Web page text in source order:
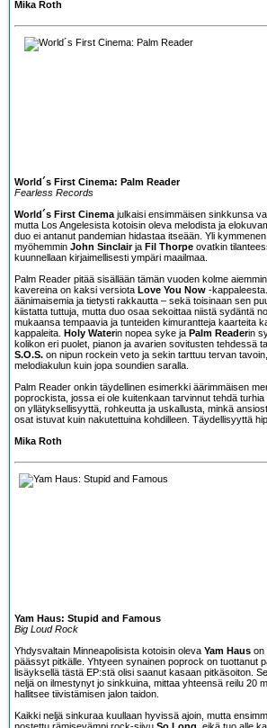
Mika Roth
World´s First Cinema: Palm Reader
Fearless Records
World´s First Cinema julkaisi ensimmäisen sinkkunsa
mutta Los Angelesista kotoisin oleva melodista ja
duo ei antanut pandemian hidastaa itseään. Yli
myöhemmin John Sinclairja Fil Thorpe ovatkin
kuunnellaan kirjaimellisesti ympäri maailmaa.
Palm Reader pitää sisällään tämän vuoden kolme
kavereina on kaksi versiota Love You Now -
äänimaisemia ja tietysti rakkautta – sekä toisinaan sen
kiistatta tuttuja, mutta duo osaa sekoittaa niistä sydäntä
mukaansa tempaavia ja tunteiden kimurantteja kaarteita
kappaleita. Holy Waterin nopea syke ja Palm Readerin
kolikon eri puolet, pianon ja avarien sovitusten tehdessä
S.O.S. on nipun rockein veto ja sekin tarttuu tervan
melodiakulun kuin jopa soundien saralla.
Palm Reader onkin täydellinen esimerkki äärimmäisen
poprockista, jossa ei ole kuitenkaan tarvinnut tehdä
on yllätyksellisyyttä, rohkeutta ja uskallusta, minkä
osat istuvat kuin nakutettuina kohdilleen. Täydellisyyttä
Mika Roth
Yam Haus: Stupid and Famous
Big Loud Rock
Yhdysvaltain Minneapolisista kotoisin oleva Yam Haus on
päässyt pitkälle. Yhtyeen synainen poprock on tuottanut
lisäyksellä tästä EP:stä olisi saanut kasaan pitkäsoiton.
neljä on ilmestynyt jo sinkkuina, mittaa yhteensä reilu 20
hallitsee tiivistämisen jalon taidon.
Kaikki neljä sinkuraa kuullaan hyvissä ajoin, mutta